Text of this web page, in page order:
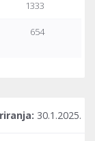
1333
654
30.1.2025.